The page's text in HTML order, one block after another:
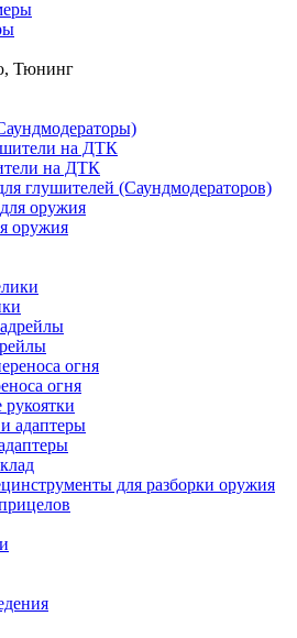
Тюнинг
на ДТК
глушителей (Саундмодераторов)
оружия
огня
для разборки оружия